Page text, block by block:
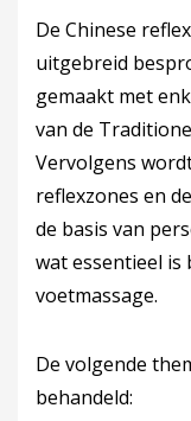
De Chinese
uitgebreid
gemaakt met
van de
Vervolgens
reflexzones en
de basis van
wat essentieel is
voetmassage.
De volgende
behandeld: